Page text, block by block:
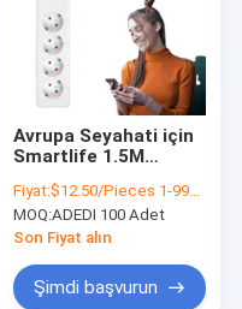
Avrupa Seyahati için
Smartlife 1.5M
Güç Şeridi
Fiyat:$12.50/Pieces 1-999 Pieces
MOQ:ADEDI 100 Adet
Son Fiyat alın
Şimdi başvurun